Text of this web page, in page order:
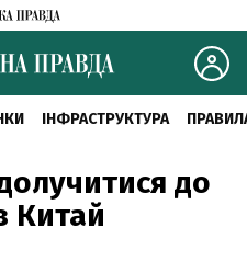
ІНФРАСТРУКТУРА
до
Китай